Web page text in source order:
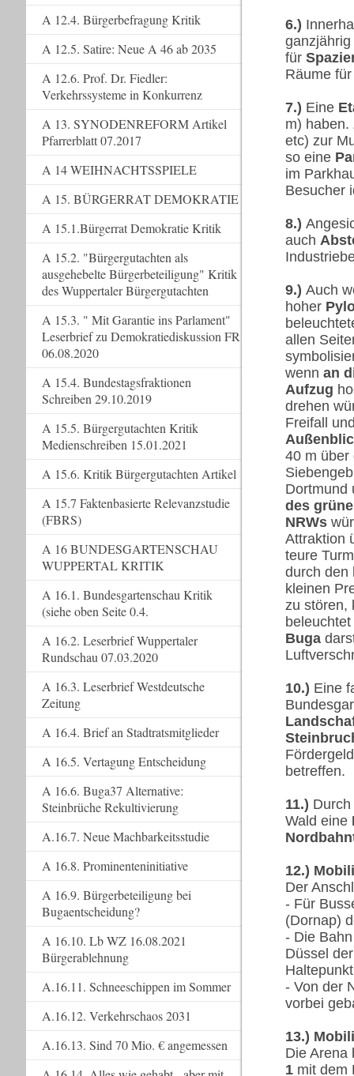
6.)
für
Räume
7.) Eine
m) haben.
etc) zur
so eine
im
Besucher
8.)
auch
9.) Auch
hoher
allen
wennan
Aufzug
drehen
Freifall
40 m über
Dortmund
des
NRWs
Attraktion
teure
durch den
kleinen
zu stören,
Buga
10.) Eine
betreffen.
11.)
Wald eine
12.)
Der
- Für
(Dornap)
- Die
Düssel
- Von der
vorbei
13.)
Die Arena
1 mit dem
A 12.4. Bürgerbefragung Kritik
A 12.5. Satire: Neue A 46 ab 2035
A 12.6. Prof. Dr. Fiedler:
Verkehrssysteme in Konkurrenz
A 13. SYNODENREFORM Artikel
Pfarrerblatt 07.2017
A 14 WEIHNACHTSSPIELE
A 15. BÜRGERRAT DEMOKRATIE
A 15.1.Bürgerrat Demokratie Kritik
A 15.2. "Bürgergutachten als
ausgehebelte Bürgerbeteiligung" Kritik
des Wuppertaler Bürgergutachten
A 15.3. " Mit Garantie ins Parlament"
Leserbrief zu Demokratiediskussion FR
06.08.2020
A 15.4. Bundestagsfraktionen
Schreiben 29.10.2019
A 15.5. Bürgergutachten Kritik
Medienschreiben 15.01.2021
A 15.6. Kritik Bürgergutachten Artikel
A 15.7 Faktenbasierte Relevanzstudie
(FBRS)
A 16 BUNDESGARTENSCHAU
WUPPERTAL KRITIK
A 16.1. Bundesgartenschau Kritik
(siehe oben Seite 0.4.
A 16.2. Leserbrief Wuppertaler
Rundschau 07.03.2020
A 16.3. Leserbrief Westdeutsche
Zeitung
A 16.4. Brief an Stadtratsmitglieder
A 16.5. Vertagung Entscheidung
A 16.6. Buga37 Alternative:
Steinbrüche Rekultivierung
A.16.7. Neue Machbarkeitsstudie
A 16.8. Prominenteninitiative
A 16.9. Bürgerbeteiligung bei
Bugaentscheidung?
A 16.10. Lb WZ 16.08.2021
Bürgerablehnung
A.16.11. Schneeschippen im Sommer
A.16.12. Verkehrschaos 2031
A.16.13. Sind 70 Mio. € angemessen